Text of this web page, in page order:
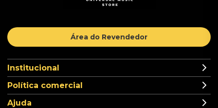
Área do Revendedor
Institucional
Política comercial
Ajuda